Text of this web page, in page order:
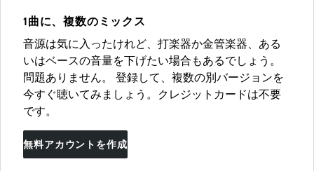
1曲に、複数のミックス
音源は気に入ったけれど、打楽器か金管楽器、ある
いはベースの音量を下げたい場合もあるでしょう。
問題ありません。 登録して、複数の別バージョンを
今すぐ聴いてみましょう。クレジットカードは不要
です。
無料アカウントを作成